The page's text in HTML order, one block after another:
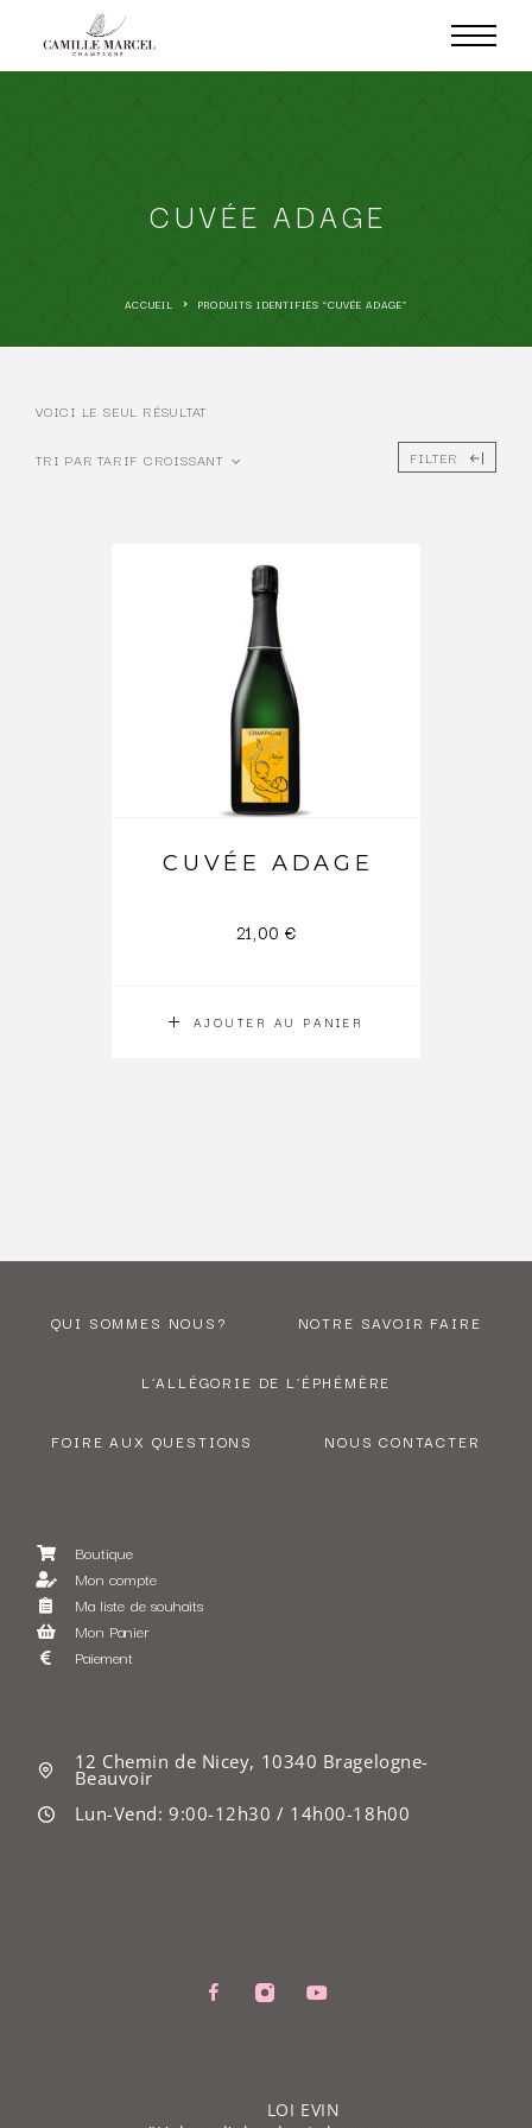
CUVÉE ADAGE
ACCUEIL PRODUITS IDENTIFIÉS “CUVÉE ADAGE”
VOICI LE SEUL RÉSULTAT
TRI PAR TARIF CROISSANT FILTER
AJOUTER AU PANIER
CUVÉE ADAGE
21,00 €
QUI SOMMES NOUS? NOTRE SAVOIR FAIRE
L’ALLÉGORIE DE L’ÉPHÉMÈRE
FOIRE AUX QUESTIONS NOUS CONTACTER
Boutique
Mon compte
Ma liste de souhaits
Mon Panier
Paiement
12 Chemin de Nicey, 10340 Bragelogne-
Beauvoir
Lun-Vend: 9:00-12h30 / 14h00-18h00
LOI EVIN